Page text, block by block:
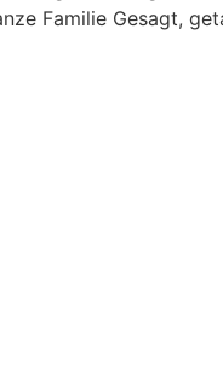
Familie Gesagt,